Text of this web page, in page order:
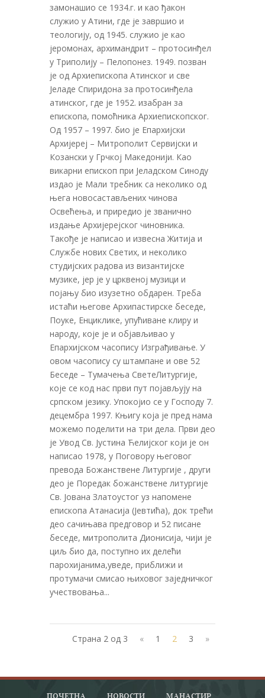
замонашио се 1934.г. и као ђакон
служио у Атини, где је завршио и
теологију, од 1945. служио је као
јеромонах, архимандрит – протосинђел
у Триполију – Пелопонез. 1949. позван
је од Архиепископа Атинског и све
Јеладе Спиридона за протосинђела
атинског, где је 1952. изабран за
епископа, помоћника Архиепископског.
Од 1957 – 1997. био је Епархијски
Архијереј – Митрополит Сервијски и
Козански у Грчкој Македонији. Као
викарни епископ при Јеладском Синоду
издао је Мали требник са неколико од
њега новосастављених чинова
Освећења, и приредио је званично
издање Архијерејског чиновника.
Такође је написао и извесна Житија и
Службе нових Светих, и неколико
студијских радова из византијске
музике, јер је у црквеној музици и
појању био изузетно обдарен. Треба
истаћи његове Архипастирске беседе,
Поуке, Енциклике, упућиване клиру и
народу, које је и објављивао у
Епархијском часопису Изграђивање. У
овом часопису су штампане и ове 52
Беседе – Тумачења СветеЛитургије,
које се код нас први пут појављују на
српском језику. Упокојио се у Господу 7.
децембра 1997. Књигу која је пред нама
можемо поделити на три дела. Први део
је Увод Св. Јустина Ћелијског који је он
написао 1978, у Поговору његовог
превода Божанствене Литургије , други
део је Поредак божанствене литургије
Св. Јована Златоустог уз напомене
епископа Атанасија (Јевтића), док трећи
део сачињава предговор и 52 писане
беседе, митрополита Дионисија, чији је
циљ био да, поступно их делећи
парохијанима,уведе, приближи и
протумачи смисао њиховог заједничког
учествовања...
Страна 2 од 3 « 1 2 3 »
ПОЧЕТНА НОВОСТИ МАНАСТИР